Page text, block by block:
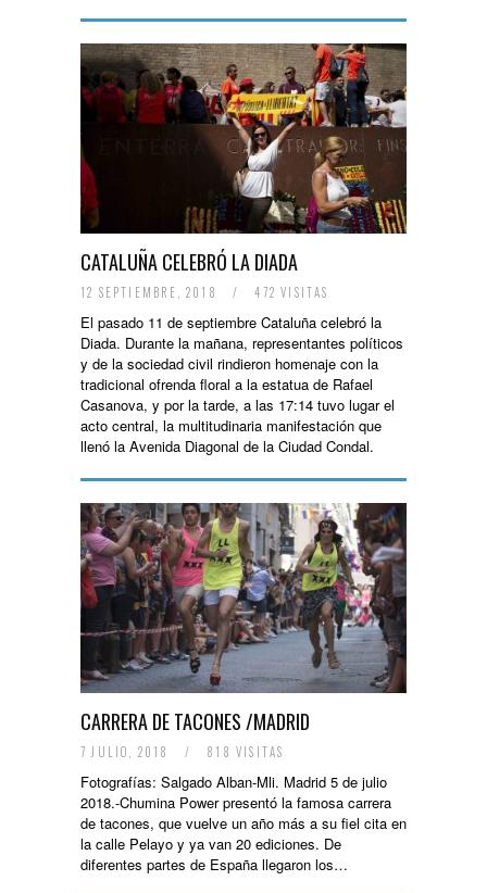
CATALUÑA CELEBRÓ LA DIADA
12 SEPTIEMBRE, 2018 / 472 VISITAS
El pasado 11 de septiembre Cataluña celebró la
Diada. Durante la mañana, representantes políticos
y de la sociedad civil rindieron homenaje con la
tradicional ofrenda floral a la estatua de Rafael
Casanova, y por la tarde, a las 17:14 tuvo lugar el
acto central, la multitudinaria manifestación que
llenó la Avenida Diagonal de la Ciudad Condal.
CARRERA DE TACONES /MADRID
7 JULIO, 2018 / 818 VISITAS
Fotografías: Salgado Alban-Mli. Madrid 5 de julio
2018.-Chumina Power presentó la famosa carrera
de tacones, que vuelve un año más a su fiel cita en
la calle Pelayo y ya van 20 ediciones. De
diferentes partes de España llegaron los…